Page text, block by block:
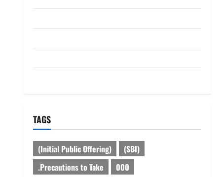
TAGS
(Initial Public Offering)
(SBI)
.Precautions to Take
000